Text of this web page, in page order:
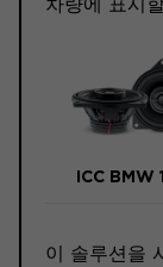
차량에 표시
ICC BMW
이 솔루션을